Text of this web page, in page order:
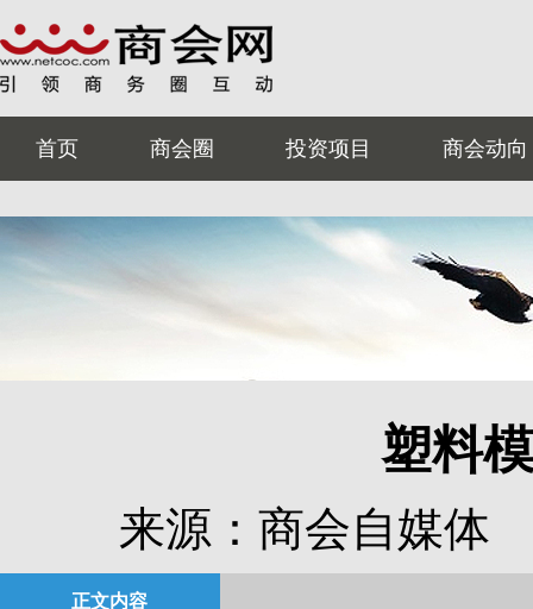
首页 商会圈 投资项目 商会动向
塑料
来源：商会自媒体
正文内容